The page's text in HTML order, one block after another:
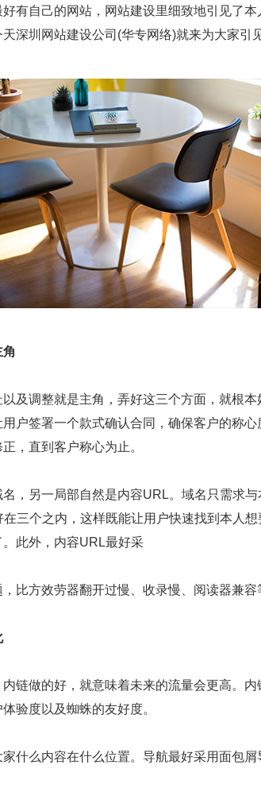
有自己的网站，网站建设里细致地引见了
深圳网站建设公司(华专网络)就来为大家引见
及调整就是主角，弄好这三个方面，就根
户签署一个款式确认合同，确保客户的称心
，直到客户称心为止。
，另一局部自然是内容URL。域名只需求
三个之内，这样既能让用户快速找到本人
此外，内容URL最好采
比方效劳器翻开过慢、收录慢、阅读器兼容
链做的好，就意味着未来的流量会更高。
验度以及蜘蛛的友好度。
什么内容在什么位置。导航最好采用面包